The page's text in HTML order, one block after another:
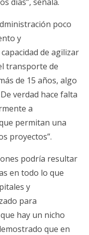
poco
y
de agilizar
transporte de
de 15 años, algo
verdad hace falta
a
permitan una
proyectos”.
podría resultar
en todo lo que
y
para
hay un nicho
que en